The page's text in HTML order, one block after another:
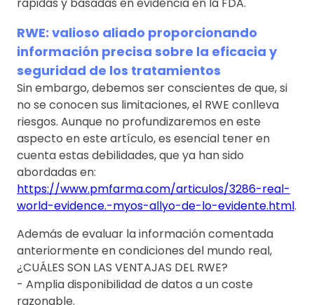
RWE: valioso aliado proporcionando
información precisa sobre la eficacia y
seguridad de los tratamientos
Sin embargo, debemos ser conscientes de que, si
no se conocen sus limitaciones, el RWE conlleva
riesgos. Aunque no profundizaremos en este
aspecto en este artículo, es esencial tener en
cuenta estas debilidades, que ya han sido
abordadas en:
https://www.pmfarma.com/articulos/3286-real-
world-evidence.-myos-allyo-de-lo-evidente.html.
Además de evaluar la información comentada
anteriormente en condiciones del mundo real,
¿CUÁLES SON LAS VENTAJAS DEL RWE?
- Amplia disponibilidad de datos a un coste
razonable.